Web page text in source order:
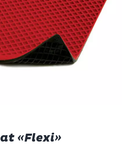
«Flexi»